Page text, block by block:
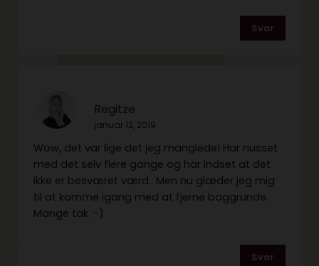
Svar
Regitze
januar 12, 2019
Wow, det var lige det jeg manglede! Har nusset
med det selv flere gange og har indset at det
ikke er besværet værd.. Men nu glæder jeg mig
til at komme igang med at fjerne baggrunde.
Mange tak :-)
Svar